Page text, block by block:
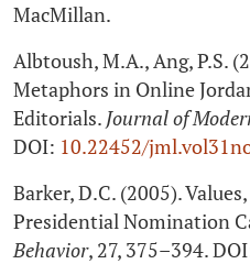
MacMillan.
Albtoush, M.A., Ang, P.S.
Metaphors in Online
Editorials. Journal of
DOI: 10.22452/
Barker, D.C. (2005).
Presidential Nomination
Behavior, 27, 375–394.